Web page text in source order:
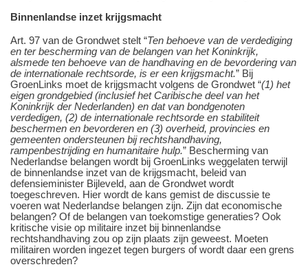
Binnenlandse inzet krijgsmacht
Art. 97 van de Grondwet stelt “Ten behoeve van de verdediging
en ter bescherming van de belangen van het Koninkrijk,
alsmede ten behoeve van de handhaving en de bevordering van
de internationale rechtsorde, is er een krijgsmacht.” Bij
GroenLinks moet de krijgsmacht volgens de Grondwet “(1) het
eigen grondgebied (inclusief het Caribische deel van het
Koninkrijk der Nederlanden) en dat van bondgenoten
verdedigen, (2) de internationale rechtsorde en stabiliteit
beschermen en bevorderen en (3) overheid, provincies en
gemeenten ondersteunen bij rechtshandhaving,
rampenbestrijding en humanitaire hulp.” Bescherming van
Nederlandse belangen wordt bij GroenLinks weggelaten terwijl
de binnenlandse inzet van de krijgsmacht, beleid van
defensieminister Bijleveld, aan de Grondwet wordt
toegeschreven. Hier wordt de kans gemist de discussie te
voeren wat Nederlandse belangen zijn. Zijn dat economische
belangen? Of de belangen van toekomstige generaties? Ook
kritische visie op militaire inzet bij binnenlandse
rechtshandhaving zou op zijn plaats zijn geweest. Moeten
militairen worden ingezet tegen burgers of wordt daar een grens
overschreden?